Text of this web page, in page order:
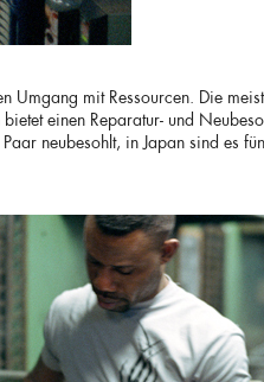
mit Ressourcen. Die
einen Reparatur- und
neubesohlt, in Japan sind es